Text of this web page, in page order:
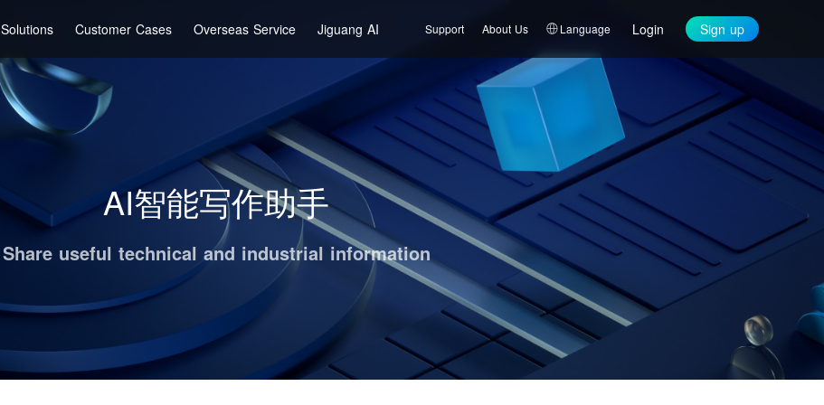
Solutions Customer Cases Overseas Service Jiguang AI Support About Us Language Login Sign up
AI智能写作助手
Share useful technical and industrial information